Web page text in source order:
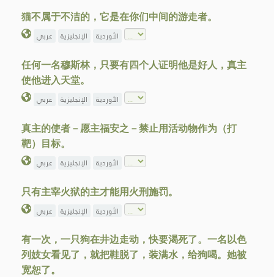
猫不属于不洁的，它是在你们中间的游走者。
عربي الإنجليزية الأوردية
任何一名穆斯林，只要有四个人证明他是好人，真主
使他进入天堂。
عربي الإنجليزية الأوردية
真主的使者－愿主福安之－禁止用活动物作为（打
靶）目标。
عربي الإنجليزية الأوردية
只有主宰火狱的主才能用火刑施罚。
عربي الإنجليزية الأوردية
有一次，一只狗在井边走动，快要渴死了。一名以色
列妓女看见了，就把鞋脱了，装满水，给狗喝。她被
宽恕了。